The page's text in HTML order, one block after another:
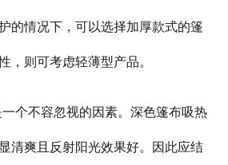
的情况下，可以选择加厚款式的篷
，则可考虑轻薄型产品。
个不容忽视的因素。深色篷布吸热
清爽且反射阳光效果好。因此应结